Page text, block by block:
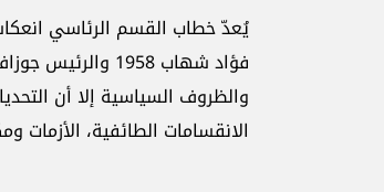
يُعدّ خطاب القسم الرئاسي
والظروف السياسية إلا أن
الانقسامات الطائفية، الأزمات